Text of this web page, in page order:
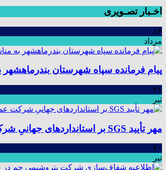
اخـبار تصـویری
۱۳
مرداد
پیام فرمانده سپاه شهرستان
۳۱
تیر
مهر تأیید SGS بر استانداردهای جهانیِ شرکت عملیات اکتشاف نفت؛ موفقیت در ممیزی سیستم مدیریت یکپارچه
۳۰
تیر